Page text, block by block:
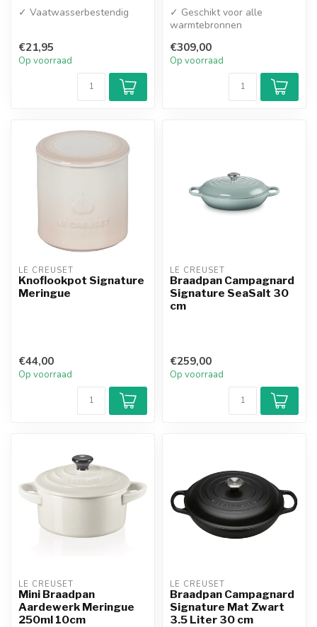
✓ Vaatwasserbestendig
€21,95
Op voorraad
✓ Geschikt voor alle
warmtebronnen
€309,00
Op voorraad
LE CREUSET
Knoflookpot Signature
Meringue
€44,00
Op voorraad
LE CREUSET
Braadpan Campagnard
Signature SeaSalt 30
cm
€259,00
Op voorraad
LE CREUSET
Mini Braadpan
Aardewerk Meringue
250ml 10cm
LE CREUSET
Braadpan Campagnard
Signature Mat Zwart
3.5 Liter 30 cm